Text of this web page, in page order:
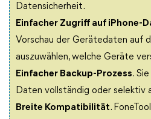
Datensicherheit.
Einfacher Zugriff auf iPhone-
Vorschau der Gerätedaten auf
auszuwählen, welche Geräte
Einfacher Backup-Prozess.
Daten vollständig oder selektiv
Breite Kompatibilität.